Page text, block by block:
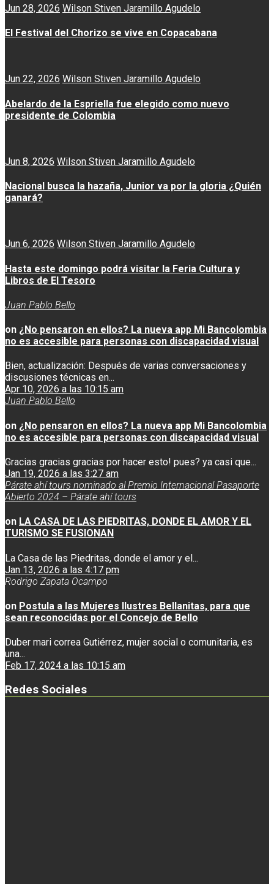
Jun 28, 2026 Wilson Stiven Jaramillo Agudelo
El Festival del Chorizo se vive en Copacabana
Jun 22, 2026 Wilson Stiven Jaramillo Agudelo
Abelardo de la Espriella fue elegido como nuevo
presidente de Colombia
Jun 8, 2026 Wilson Stiven Jaramillo Agudelo
Nacional busca la hazaña, Junior va por la gloria ¿Quién
ganará?
Jun 6, 2026 Wilson Stiven Jaramillo Agudelo
Hasta este domingo podrá visitar la Feria Cultura y
Libros de El Tesoro
Juan Pablo Bello
on ¿No pensaron en ellos? La nueva app Mi Bancolombia
no es accesible para personas con discapacidad visual
Bien, actualización: Después de varias conversaciones y
discusiones técnicas en...
Apr 10, 2026 a las 10:15 am
Juan Pablo Bello
on ¿No pensaron en ellos? La nueva app Mi Bancolombia
no es accesible para personas con discapacidad visual
Gracias gracias gracias por hacer esto! pues? ya casi que...
Jan 19, 2026 a las 3:27 am
Párate ahí tours nominado al Premio Internacional Pasaporte
Abierto 2024 – Párate ahí tours
on LA CASA DE LAS PIEDRITAS, DONDE EL AMOR Y EL
TURISMO SE FUSIONAN
La Casa de las Piedritas, donde el amor y el...
Jan 13, 2026 a las 4:17 pm
Rodrigo Zapata Ocampo
on Postula a las Mujeres Ilustres Bellanitas, para que
sean reconocidas por el Concejo de Bello
Duber mari correa Gutiérrez, mujer social o comunitaria, es
una...
Feb 17, 2024 a las 10:15 am
Redes Sociales